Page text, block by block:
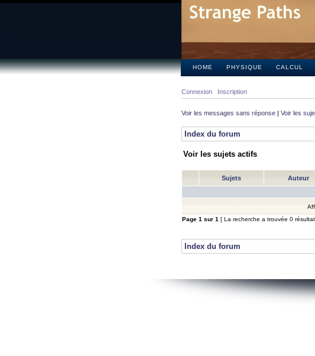
HOME PHYSIQUE CALCUL
Connexion Inscription
Voir les messages sans réponse | Voir les
Index du forum
Voir les sujets actifs
Sujets Auteur
Page 1 sur 1 [ La recherche a trouvée 0
Index du forum